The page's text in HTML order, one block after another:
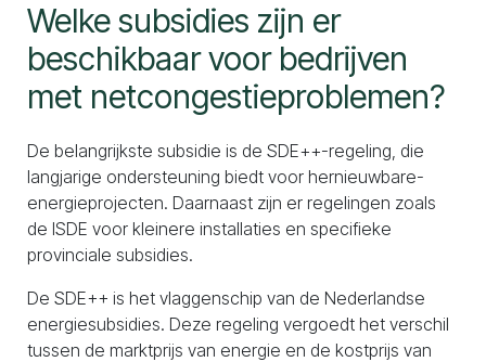
Welke subsidies zijn er
beschikbaar voor bedrijven
met netcongestieproblemen?
De belangrijkste subsidie is de SDE++-regeling, die
langjarige ondersteuning biedt voor hernieuwbare-
energieprojecten. Daarnaast zijn er regelingen zoals
de ISDE voor kleinere installaties en specifieke
provinciale subsidies.
De SDE++ is het vlaggenschip van de Nederlandse
energiesubsidies. Deze regeling vergoedt het verschil
tussen de marktprijs van energie en de kostprijs van